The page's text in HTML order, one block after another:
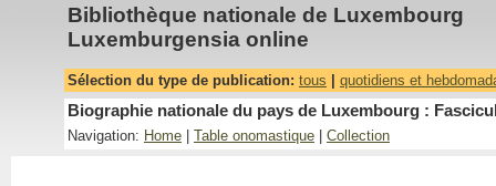
Bibliothèque nationale de Luxembourg
Luxemburgensia online
Sélection du type de publication: tous quotidiens et
Biographie nationale du pays de Luxembourg :
Navigation: Home Table onomastique Collection